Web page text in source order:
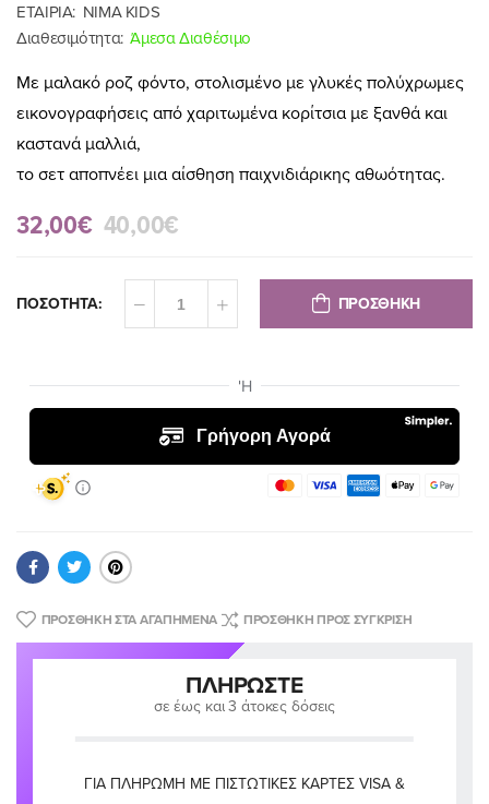
ΕΤΑΙΡΙΑ: NIMA KIDS
Διαθεσιμότητα: Άμεσα Διαθέσιμο
Με μαλακό ροζ φόντο, στολισμένο με γλυκές πολύχρωμες
εικονογραφήσεις από χαριτωμένα κορίτσια με ξανθά και
καστανά μαλλιά,
το σετ αποπνέει μια αίσθηση παιχνιδιάρικης αθωότητας.
32,00€ 40,00€
ΠΟΣΟΤΗΤΑ: ΠΡΟΣΘΗΚΗ
ΠΡΟΣΘΉΚΗ ΣΤΑ ΑΓΑΠΗΜΈΝΑ ΠΡΟΣΘΉΚΗ ΠΡΟΣ ΣΎΓΚΡΙΣΗ
ΠΛΗΡΏΣΤΕ
σε έως και 3 άτοκες δόσεις
ΓΙΑ ΠΛΗΡΩΜΉ ΜΕ ΠΙΣΤΩΤΙΚΈΣ ΚΆΡΤΕΣ VISA &